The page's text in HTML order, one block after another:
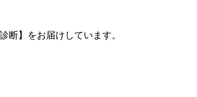
断】をお届けしています。